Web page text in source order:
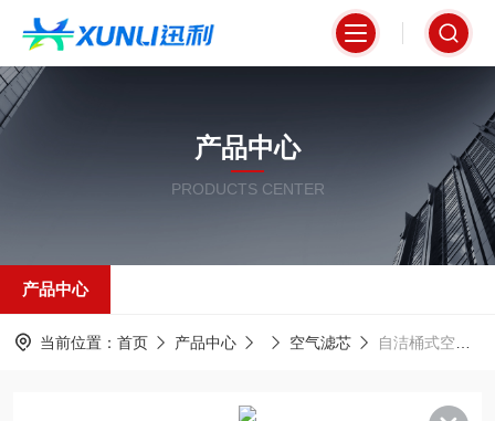
产品中心
PRODUCTS CENTER
产品中心
当前位置： 首页 产品中心 空气滤芯 自洁桶式空气净化过滤器320*1000mm高效